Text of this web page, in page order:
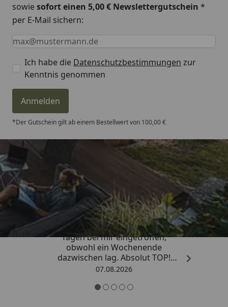
sowiesofort einen 5,00 € Newslettergutschein *
per E-Mail sichern:
Keine Eingabe erforderlich
Eingabe erforderlich
E-Mail *
Ich habe die Datenschutzbestimmungen zur
Kenntnis genommen
Anmelden
*Der Gutschein gilt ab einem Bestellwert von 100,00 €
Trusted Shops
4,81/ 5
„Die Bestellung ist innerhalb von 4
Tagen bei mir eingetroffen,
obwohl ein Wochenende
dazwischen lag. Absolut TOP!
Sicherlich nicht die letzte
so.“
07.08.2026